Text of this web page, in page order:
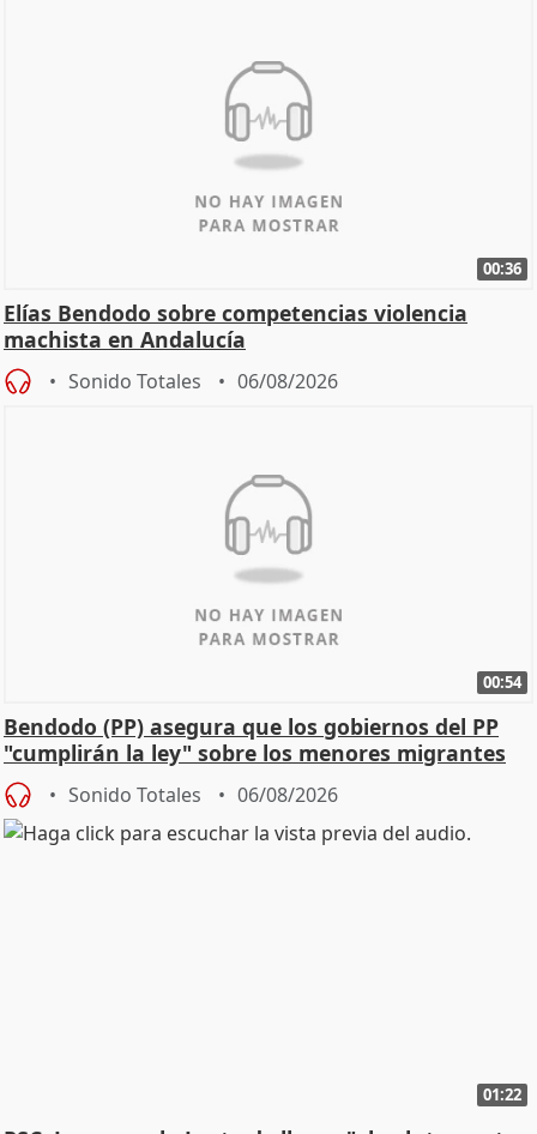
00:36
Elías Bendodo sobre competencias violencia
machista en Andalucía
Sonido Totales 06/08/2026
00:54
Bendodo (PP) asegura que los gobiernos del PP
"cumplirán la ley" sobre los menores migrantes
Sonido Totales 06/08/2026
01:22